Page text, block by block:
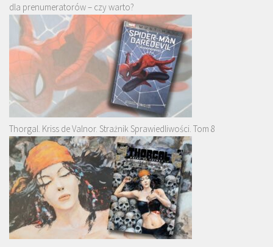
dla prenumeratorów – czy warto?
Thorgal. Kriss de Valnor. Strażnik Sprawiedliwości. Tom 8